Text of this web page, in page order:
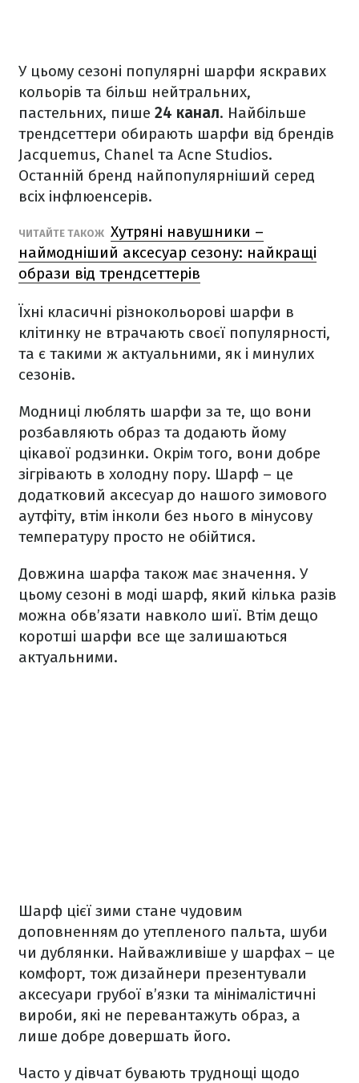
У цьому сезоні популярні шарфи яскравих
кольорів та більш нейтральних,
пастельних, пише 24 канал. Найбільше
трендсеттери обирають шарфи від брендів
Jacquemus, Chanel та Acne Studios.
Останній бренд найпопулярніший серед
всіх інфлюенсерів.
ЧИТАЙТЕ ТАКОЖ Хутряні навушники –
наймодніший аксесуар сезону: найкращі
образи від трендсеттерів
Їхні класичні різнокольорові шарфи в
клітинку не втрачають своєї популярності,
та є такими ж актуальними, як і минулих
сезонів.
Модниці люблять шарфи за те, що вони
розбавляють образ та додають йому
цікавої родзинки. Окрім того, вони добре
зігрівають в холодну пору. Шарф – це
додатковий аксесуар до нашого зимового
аутфіту, втім інколи без нього в мінусову
температуру просто не обійтися.
Довжина шарфа також має значення. У
цьому сезоні в моді шарф, який кілька разів
можна обв’язати навколо шиї. Втім дещо
коротші шарфи все ще залишаються
актуальними.
Шарф цієї зими стане чудовим
доповненням до утепленого пальта, шуби
чи дублянки. Найважливіше у шарфах – це
комфорт, тож дизайнери презентували
аксесуари грубої в’язки та мінімалістичні
вироби, які не перевантажуть образ, а
лише добре довершать його.
Часто у дівчат бувають труднощі щодо